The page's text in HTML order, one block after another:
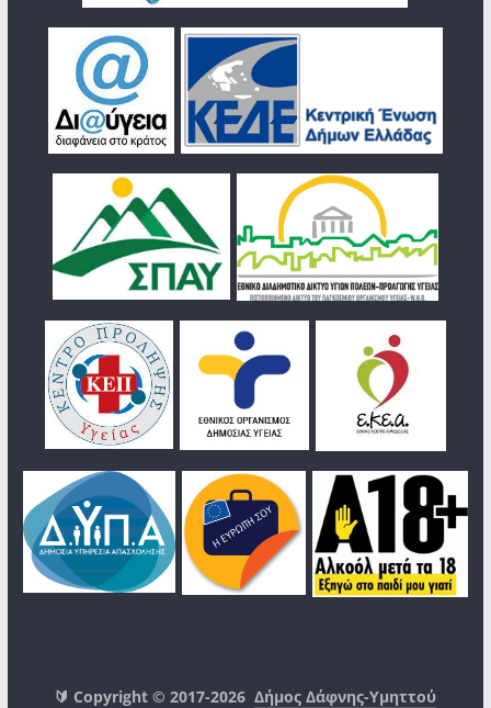
🔰 Copyright © 2017-2026Δήμος Δάφνης-Υμηττού